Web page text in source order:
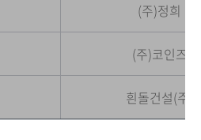
(주)정희
(주)코인즈
흰돌건설(주)